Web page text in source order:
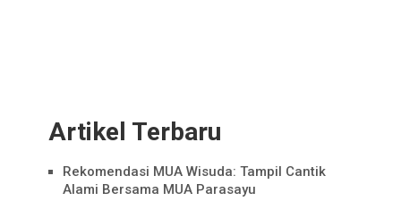
Artikel Terbaru
Rekomendasi MUA Wisuda: Tampil Cantik
Alami Bersama MUA Parasayu